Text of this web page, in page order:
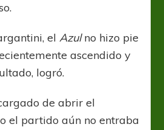
elAzulno hizo pie
ascendido y
logró.
de abrir el
el partido aún no entraba